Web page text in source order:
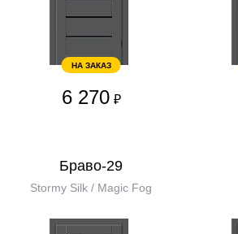
НА ЗАКАЗ
6 270 ₽
Браво-29
Stormy Silk / Magic Fog